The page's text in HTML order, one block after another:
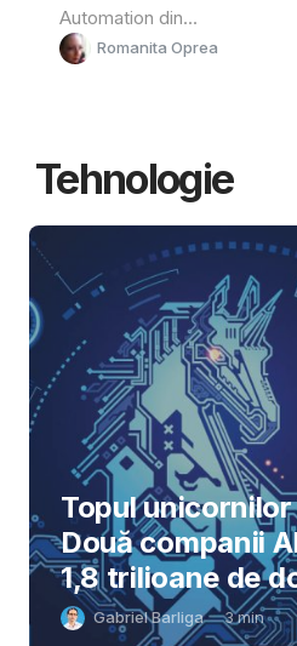
Automation din...
Romanita Oprea
Tehnologie
Topul
Două companii
1,8 trilioane de
Gabriel Barliga 3min